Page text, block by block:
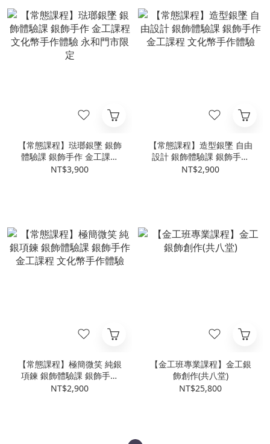
【常態課程】琺瑯銀墜 銀飾
體驗課 銀飾手作 金工課程
文化幣手作體驗 永和門市限
NT$3,900
【常態課程】造型銀墜 自由
設計 銀飾體驗課 銀飾手作
金工課程 文化幣手作體驗
NT$2,900
【常態課程】極簡微笑 純銀
項鍊 銀飾體驗課 銀飾手作
金工課程 文化幣手作體驗
NT$2,900
【金工班專業課程】金工銀
飾創作(共八堂)
NT$25,800